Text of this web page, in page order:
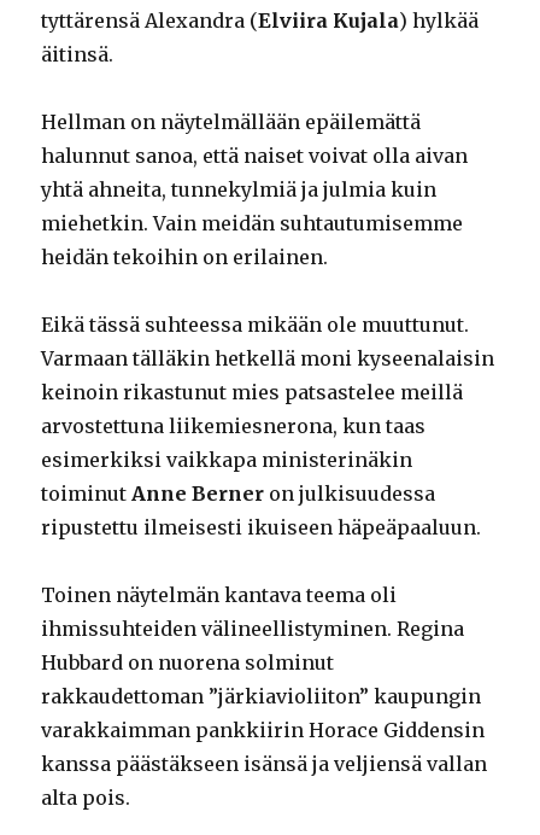
tyttärensä Alexandra (Elviira Kujala) hylkää
äitinsä.
Hellman on näytelmällään epäilemättä
halunnut sanoa, että naiset voivat olla aivan
yhtä ahneita, tunnekylmiä ja julmia kuin
miehetkin. Vain meidän suhtautumisemme
heidän tekoihin on erilainen.
Eikä tässä suhteessa mikään ole muuttunut.
Varmaan tälläkin hetkellä moni kyseenalaisin
keinoin rikastunut mies patsastelee meillä
arvostettuna liikemiesnerona, kun taas
esimerkiksi vaikkapa ministerinäkin
toiminut Anne Berner on julkisuudessa
ripustettu ilmeisesti ikuiseen häpeäpaaluun.
Toinen näytelmän kantava teema oli
ihmissuhteiden välineellistyminen. Regina
Hubbard on nuorena solminut
rakkaudettoman ”järkiavioliiton” kaupungin
varakkaimman pankkiirin Horace Giddensin
kanssa päästäkseen isänsä ja veljiensä vallan
alta pois.